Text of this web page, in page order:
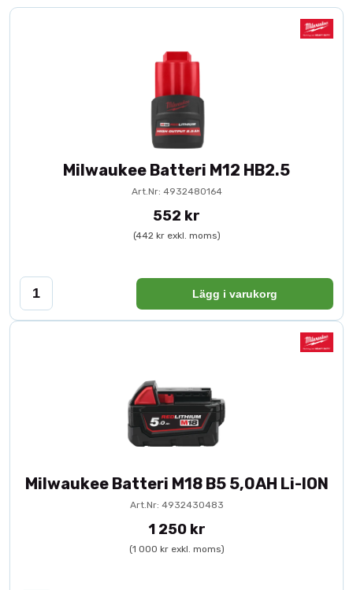
Milwaukee Batteri M12 HB2.5
Art.Nr: 4932480164
552 kr
(442 kr exkl. moms)
Lägg i varukorg
Milwaukee Batteri M18 B5 5,0AH Li-ION
Art.Nr: 4932430483
1 250 kr
(1 000 kr exkl. moms)